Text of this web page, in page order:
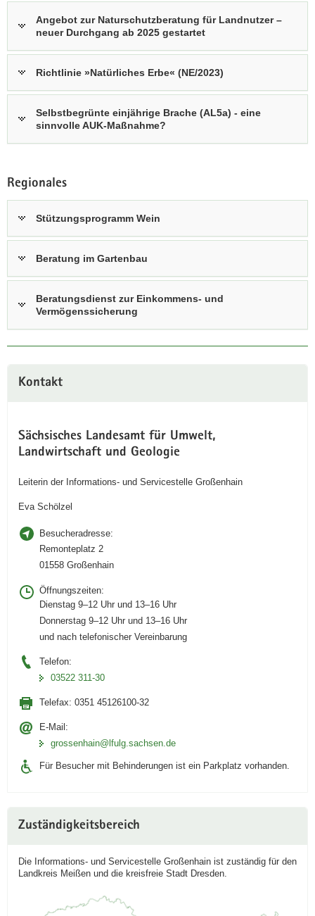
Angebot zur Naturschutzberatung für Landnutzer –
neuer Durchgang ab 2025 gestartet
Richtlinie »Natürliches Erbe« (NE/2023)
Selbstbegrünte einjährige Brache (AL5a) - eine
sinnvolle AUK-Maßnahme?
Regionales
Stützungsprogramm Wein
Beratung im Gartenbau
Beratungsdienst zur Einkommens- und
Vermögenssicherung
Kontakt
Sächsisches Landesamt für Umwelt,
Landwirtschaft und Geologie
Leiterin der Informations- und Servicestelle Großenhain
Eva Schölzel
Besucheradresse:
Remonteplatz 2
01558 Großenhain
Öffnungszeiten:
Dienstag 9–12 Uhr und 13–16 Uhr
Donnerstag 9–12 Uhr und 13–16 Uhr
und nach telefonischer Vereinbarung
Telefon:
03522 311-30
Telefax: 0351 45126100-32
E-Mail:
grossenhain@lfulg.sachsen.de
Für Besucher mit Behinderungen ist ein Parkplatz vorhanden.
Zuständigkeitsbereich
Die Informations- und Servicestelle Großenhain ist zuständig für den
Landkreis Meißen und die kreisfreie Stadt Dresden.